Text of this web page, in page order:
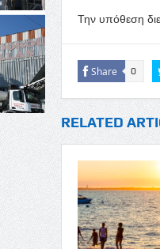
Την υπόθεση
Share 0
RELATED